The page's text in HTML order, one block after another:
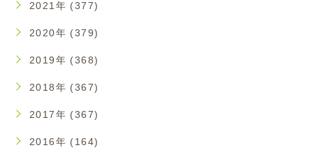
2021年 (377)
2020年 (379)
2019年 (368)
2018年 (367)
2017年 (367)
2016年 (164)